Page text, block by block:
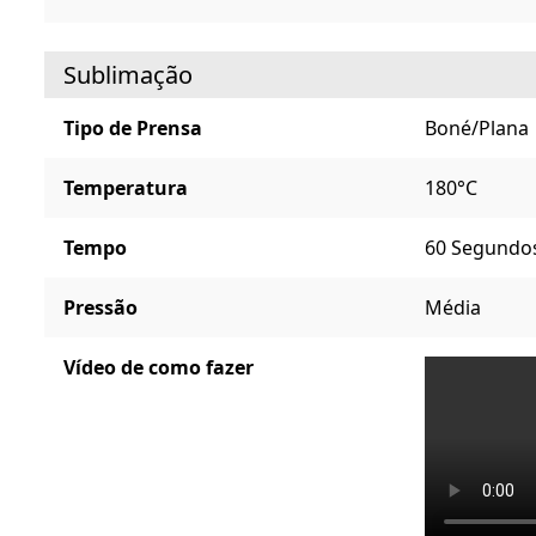
Sublimação
Tipo de Prensa Boné/Plana
Temperatura 180°C
Tempo 60
Pressão Média
Vídeo de como fazer